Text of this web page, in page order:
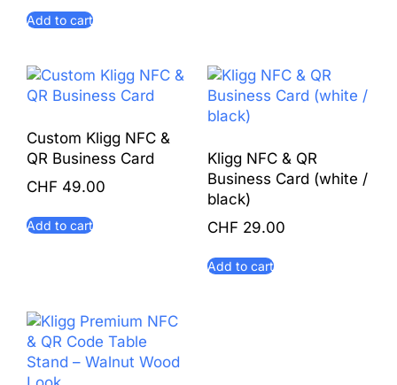
Add to cart
Custom Kligg NFC &
QR Business Card
CHF 49.00
Add to cart
Kligg NFC & QR
Business Card (white /
black)
CHF 29.00
Add to cart